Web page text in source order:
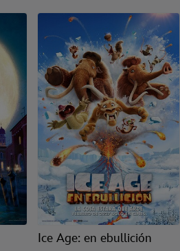
Ice Age: en ebullición